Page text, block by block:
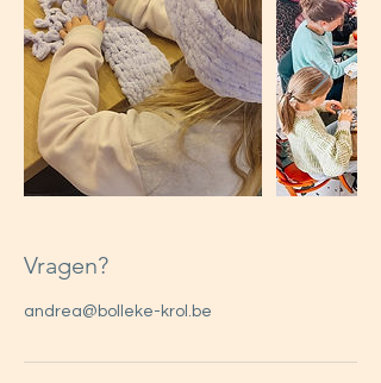
Vragen?
andrea@bolleke-krol.be